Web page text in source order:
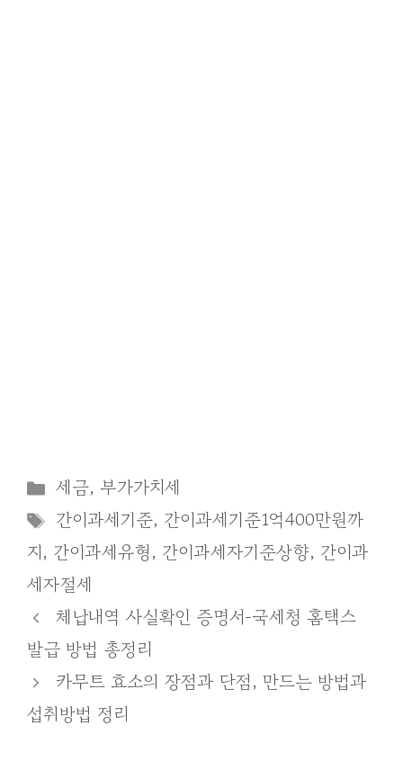
Categories
세금, 부가가치세
Tags
간이과세기준, 간이과세기준1억400만원까
지, 간이과세유형, 간이과세자기준상향, 간이과
세자절세
체납내역 사실확인 증명서-국세청 홈택스
발급 방법 총정리
카무트 효소의 장점과 단점, 만드는 방법과
섭취방법 정리